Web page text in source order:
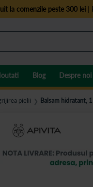
la comenzile peste 300 lei|
Blog Despre noi
pielii ❯ Balsam hidratant,